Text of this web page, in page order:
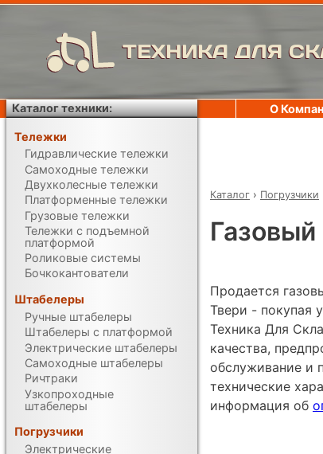
ТЕХНИКА ДЛЯ
Каталог › Погрузчики
Газовый
Продается
Твери - покупая
Техника Для
качества,
обслуживание и
технические
информация об
О
Каталог техники:
Тележки
Гидравлические тележки
Самоходные тележки
Двухколесные тележки
Платформенные тележки
Грузовые тележки
Тележки с подъемной
платформой
Роликовые системы
Бочкокантователи
Штабелеры
Ручные штабелеры
Штабелеры с платформой
Электрические штабелеры
Самоходные штабелеры
Ричтраки
Узкопроходные
штабелеры
Погрузчики
Электрические